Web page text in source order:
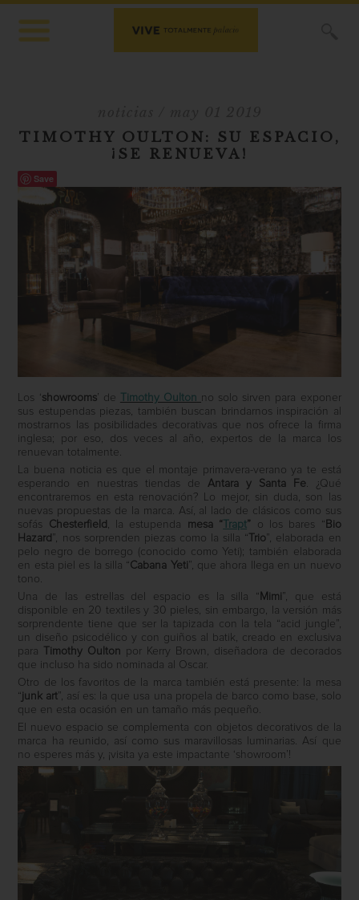
TIMOTHY OULTON: SU ESPACIO,
¡SE RENUEVA!
Save
Los ‘showrooms’ de Timothy Oulton no solo sirven para exponer
sus estupendas piezas, también buscan brindarnos inspiración al
mostrarnos las posibilidades decorativas que nos ofrece la firma
inglesa; por eso, dos veces al año, expertos de la marca los
renuevan totalmente.
La buena noticia es que el montaje primavera-verano ya te está
esperando en nuestras tiendas de Antara y Santa Fe. ¿Qué
encontraremos en esta renovación? Lo mejor, sin duda, son las
nuevas propuestas de la marca. Así, al lado de clásicos como sus
sofás
Chesterfield , la estupenda mesa “ Trapt” o los bares “ Bio
Hazard ”, nos sorprenden piezas como la silla “ Trio ”, elaborada en
pelo negro de borrego (conocido como Yeti); también elaborada
en esta piel es la silla “Cabana Yeti ”, que ahora llega en un nuevo
tono.
Una de las estrellas del espacio es la silla “ Mimi
”, que está
disponible en 20 textiles y 30 pieles, sin embargo, la versión más
sorprendente tiene que ser la tapizada con la tela “acid jungle”,
un diseño psicodélico y con guiños al batik, creado en exclusiva
para
Timothy Oulton por Kerry Brown, diseñadora de decorados
que incluso ha sido nominada al Oscar.
Otro de los favoritos de la marca también está presente: la mesa
“ junk art ”, así es: la que usa una propela de barco como base, solo
que en esta ocasión en un tamaño más pequeño.
El nuevo espacio se complementa con objetos decorativos de la
marca ha reunido, así como sus maravillosas luminarias. Así que
no esperes más y, ¡visita ya este impactante ‘showroom’!